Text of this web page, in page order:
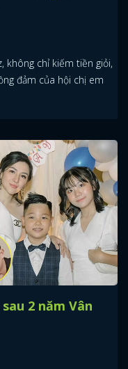
không chỉ kiếm tiền giỏi,
đảm của hội chị em
2 năm Vân